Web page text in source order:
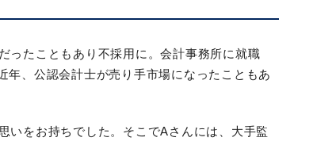
ったこともあり不採用に。会計事務所に就職
年、公認会計士が売り手市場になったこともあ
いをお持ちでした。そこでAさんには、大手監